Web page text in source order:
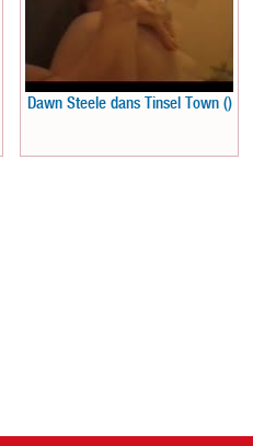
Dawn Steele dans Tinsel Town ()